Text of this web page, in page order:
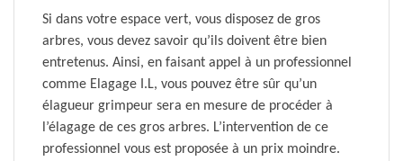
Si dans votre espace vert, vous disposez de gros
arbres, vous devez savoir qu’ils doivent être bien
entretenus. Ainsi, en faisant appel à un professionnel
comme Elagage I.L, vous pouvez être sûr qu’un
élagueur grimpeur sera en mesure de procéder à
l’élagage de ces gros arbres. L’intervention de ce
professionnel vous est proposée à un prix moindre.